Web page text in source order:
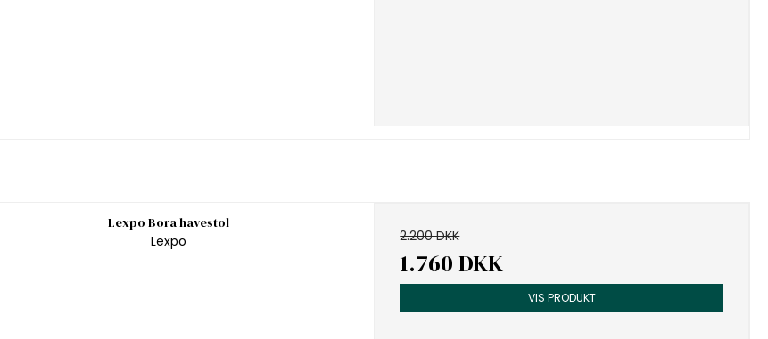
Lexpo Bora havestol
Lexpo
2.200 DKK
1.760 DKK
VIS PRODUKT